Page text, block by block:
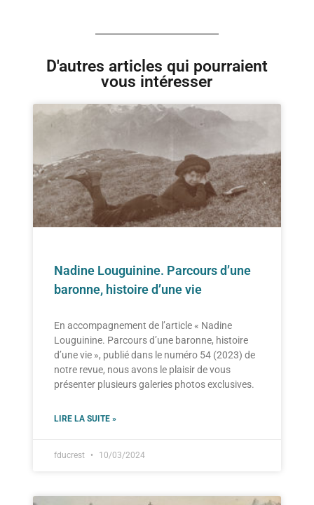
D'autres articles qui pourraient
vous intéresser
Nadine Louguinine. Parcours d’une
baronne, histoire d’une vie
En accompagnement de l’article « Nadine
Louguinine. Parcours d’une baronne, histoire
d’une vie », publié dans le numéro 54 (2023) de
notre revue, nous avons le plaisir de vous
présenter plusieurs galeries photos exclusives.
LIRE LA SUITE »
fducrest 10/03/2024